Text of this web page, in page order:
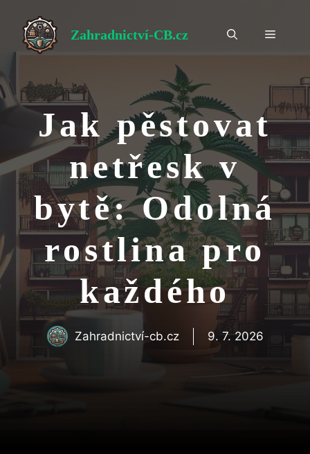
obsah
Zahradnictví-CB.cz Menu
Jak pěstovat
netřesk v
bytě: Odolná
rostlina pro
každého
Zahradnictví-cb.cz 9. 7. 2026